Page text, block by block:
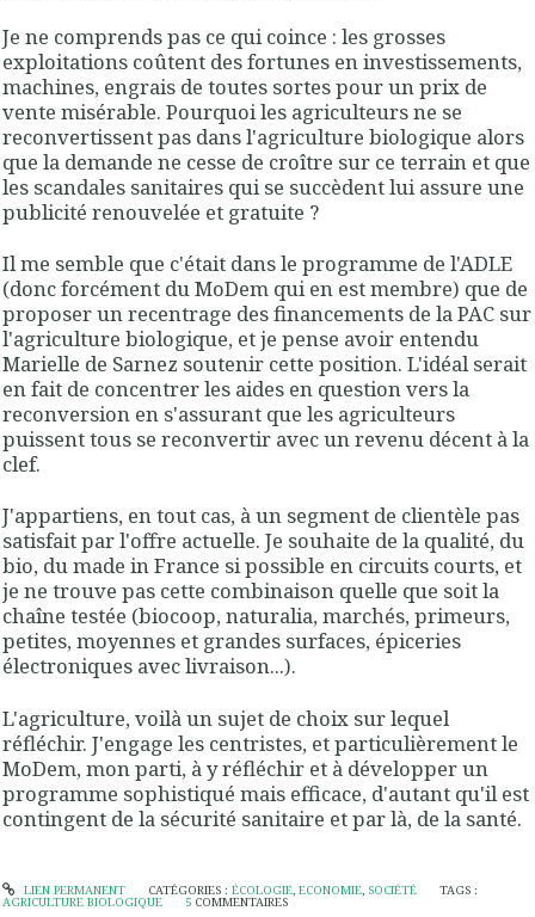
Je ne comprends pas ce qui coince : les grosses
exploitations coûtent des fortunes en investissements,
machines, engrais de toutes sortes pour un prix de
vente misérable. Pourquoi les agriculteurs ne se
reconvertissent pas dans l'agriculture biologique alors
que la demande ne cesse de croître sur ce terrain et que
les scandales sanitaires qui se succèdent lui assure une
publicité renouvelée et gratuite ?
Il me semble que c'était dans le programme de l'ADLE
(donc forcément du MoDem qui en est membre) que de
proposer un recentrage des financements de la PAC sur
l'agriculture biologique, et je pense avoir entendu
Marielle de Sarnez soutenir cette position. L'idéal serait
en fait de concentrer les aides en question vers la
reconversion en s'assurant que les agriculteurs
puissent tous se reconvertir avec un revenu décent à la
clef.
J'appartiens, en tout cas, à un segment de clientèle pas
satisfait par l'offre actuelle. Je souhaite de la qualité, du
bio, du made in France si possible en circuits courts, et
je ne trouve pas cette combinaison quelle que soit la
chaîne testée (biocoop, naturalia, marchés, primeurs,
petites, moyennes et grandes surfaces, épiceries
électroniques avec livraison...).
L'agriculture, voilà un sujet de choix sur lequel
réfléchir. J'engage les centristes, et particulièrement le
MoDem, mon parti, à y réfléchir et à développer un
programme sophistiqué mais efficace, d'autant qu'il est
contingent de la sécurité sanitaire et par là, de la santé.
LIEN PERMANENT CATÉGORIES : ÉCOLOGIE, ECONOMIE, SOCIÉTÉ TAGS :
AGRICULTURE BIOLOGIQUE 5 COMMENTAIRES